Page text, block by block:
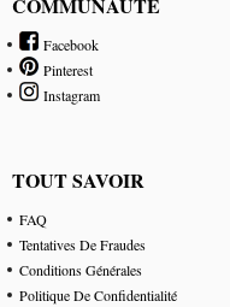
COMMUNAUTÉ
Facebook
Pinterest
Instagram
TOUT SAVOIR
FAQ
Tentatives De Fraudes
Conditions Générales
Politique De Confidentialité